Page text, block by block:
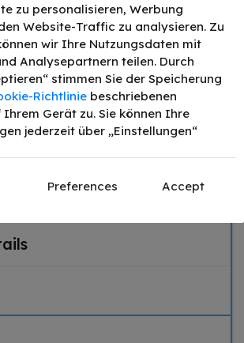
zu
208,01 € – +
5000
212,26 € – +
zu personalisieren, Werbung
Website-Traffic zu analysieren. Zu
wir Ihre Nutzungsdaten mit
Analysepartnern teilen. Durch
stimmen Sie der Speicherung
Richtlinie beschriebenen
Gerät zu. Sie können Ihre
jederzeit über „Einstellungen“
Preferences Accept